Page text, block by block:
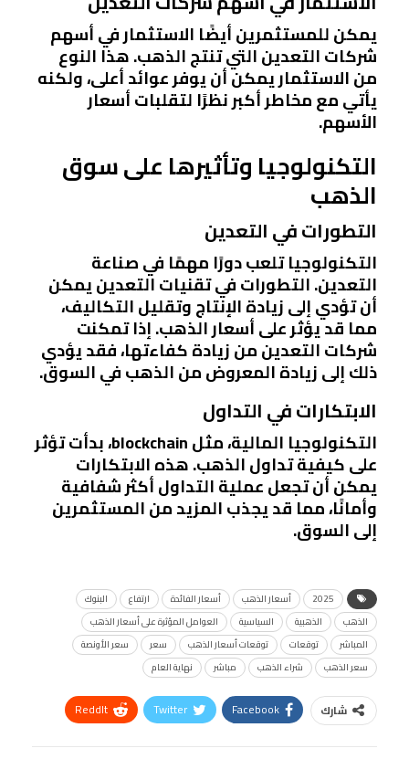
يمكن للمستثمرين أيضًا الاستثمار في أسهم
شركات التعدين التي تنتج الذهب. هذا النوع
من الاستثمار يمكن أن يوفر عوائد أعلى، ولكنه
يأتي مع مخاطر أكبر نظرًا لتقلبات أسعار
الأسهم.
التكنولوجيا وتأثيرها على سوق
الذهب
التطورات في التعدين
التكنولوجيا تلعب دورًا مهمًا في صناعة
التعدين. التطورات في تقنيات التعدين يمكن
أن تؤدي إلى زيادة الإنتاج وتقليل التكاليف،
مما قد يؤثر على أسعار الذهب. إذا تمكنت
شركات التعدين من زيادة كفاءتها، فقد يؤدي
ذلك إلى زيادة المعروض من الذهب في السوق.
الابتكارات في التداول
التكنولوجيا المالية، مثل blockchain، بدأت تؤثر
على كيفية تداول الذهب. هذه الابتكارات
يمكن أن تجعل عملية التداول أكثر شفافية
وأمانًا، مما قد يجذب المزيد من المستثمرين
إلى السوق.
2025 أسعار الذهب أسعار الفائدة ارتفاع
البنوك
الذهب
الذهبية السياسية
العوامل المؤثرة على أسعار الذهب
المباشر
توقعات توقعات أسعار الذهب سعر
سعر الأونصة
سعر الذهب
شراء الذهب مباشر نهاية العام
شارك Facebook
Twitter
ReddIt